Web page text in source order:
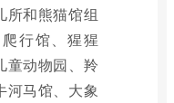
所和熊猫馆组
行馆、猩猩
童动物园、羚
河马馆、大象